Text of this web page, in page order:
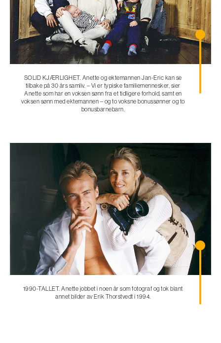
SOLID KJÆRLIGHET. Anette og ektemannen Jan-Eric kan se
tilbake på 30 års samliv. – Vi er typiske familiemennesker, sier
Anette som har en voksen sønn fra et tidligere forhold, samt en
voksen sønn med ektemannen – og to voksne bonussønner og to
bonusbarnebarn.
1990-TALLET. Anette jobbet i noen år som fotograf og tok blant
annet bilder av Erik Thorstvedt i 1994.